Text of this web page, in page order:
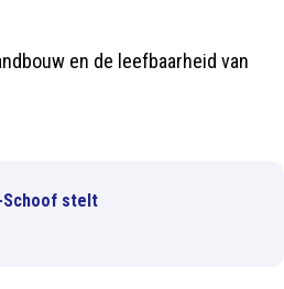
en de leefbaarheid van
Schoof stelt